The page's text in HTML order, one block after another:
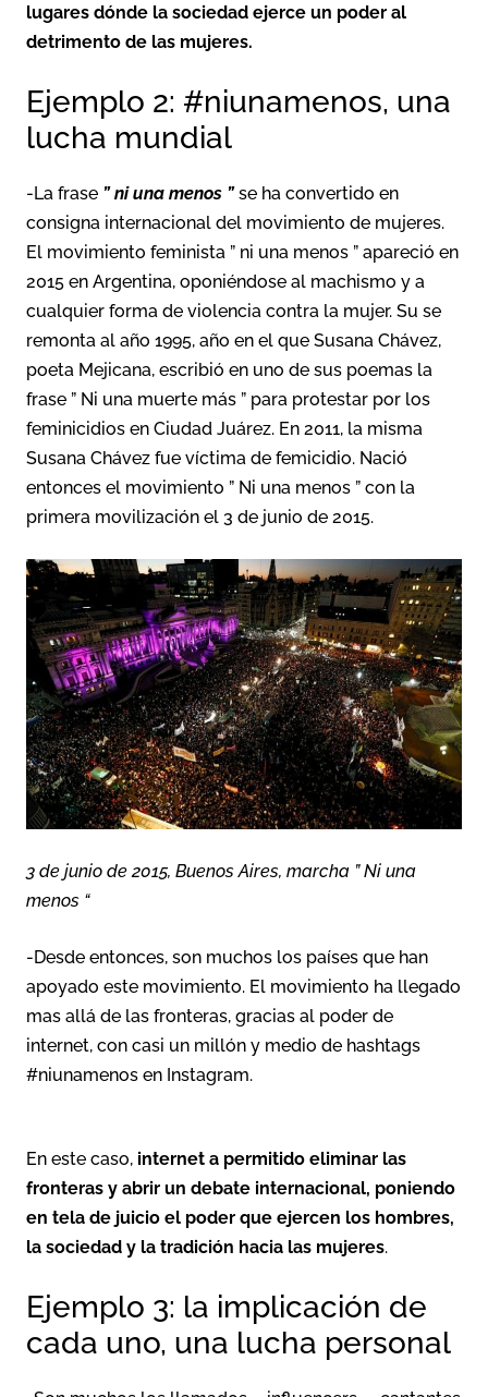
lugares dónde la sociedad ejerce un poder al
detrimento de las mujeres.
Ejemplo 2: #niunamenos, una
lucha mundial
-La frase ” ni una menos ”se ha convertido en
consigna internacional del movimiento de mujeres.
El movimiento feminista ” ni una menos ” apareció en
2015 en Argentina, oponiéndose al machismo y a
cualquier forma de violencia contra la mujer. Su se
remonta al año 1995, año en el que Susana Chávez,
poeta Mejicana, escribió en uno de sus poemas la
frase ” Ni una muerte más ” para protestar por los
feminicidios en Ciudad Juárez. En 2011, la misma
Susana Chávez fue víctima de femicidio. Nació
entonces el movimiento ” Ni una menos ” con la
primera movilización el 3 de junio de 2015.
3 de junio de 2015, Buenos Aires, marcha ” Ni una
menos “
-Desde entonces, son muchos los países que han
apoyado este movimiento. El movimiento ha llegado
mas allá de las fronteras, gracias al poder de
internet, con casi un millón y medio de hashtags
#niunamenos en Instagram.
En este caso, internet a permitido eliminar las
fronteras y abrir un debate internacional, poniendo
en tela de juicio el poder que ejercen los hombres,
la sociedad y la tradición hacia las mujeres.
Ejemplo 3: la implicación de
cada uno, una lucha personal